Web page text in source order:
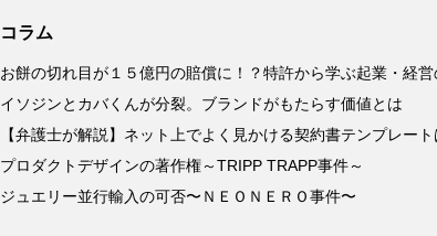
コラム
お餅の切れ目が１５億円の賠償に！？特許から学ぶ起業・経
イソジンとカバくんが分裂。ブランドがもたらす価値とは
【弁護士が解説】ネット上でよく見かける契約書テンプレー
プロダクトデザインの著作権～TRIPP TRAPP事件～
ジュエリー並行輸入の可否〜ＮＥＯＮＥＲＯ事件〜